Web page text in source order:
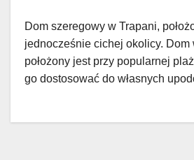
Dom szeregowy w Trapani,
jednocześnie cichej okolicy. Dom
położony jest przy popularnej
go dostosować do własnych